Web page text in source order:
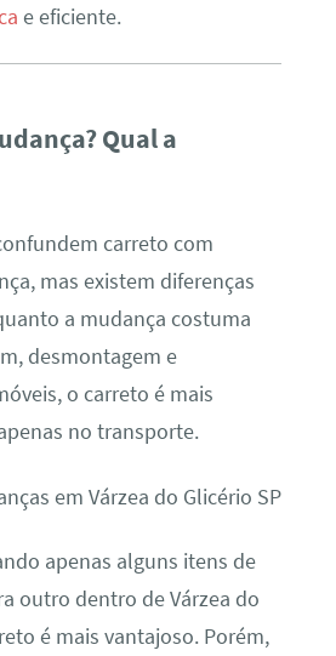
e eficiente.
Qual a
carreto com
mas existem diferenças
a mudança costuma
desmontagem e
o carreto é mais
no transporte.
apenas alguns itens de
outro dentro de Várzea do
é mais vantajoso. Porém,